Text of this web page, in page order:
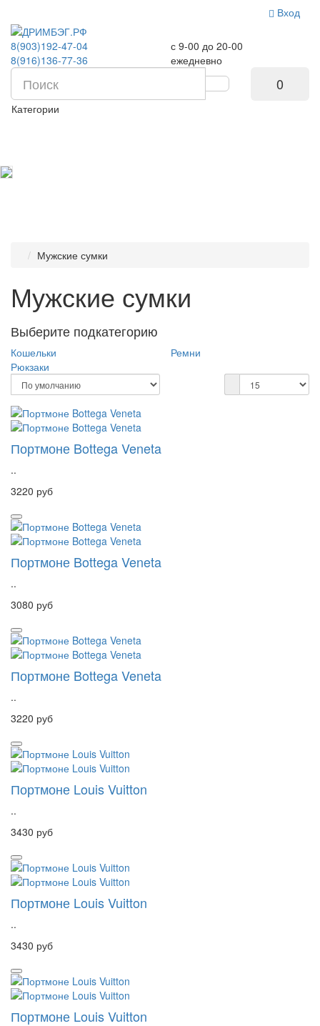
Вход
8(903)192-47-04
8(916)136-77-36
с 9-00 до 20-00
ежедневно
0
Категории
Мужские сумки
Мужские сумки
Выберите подкатегорию
Кошельки
Ремни
Рюкзаки
Портмоне Bottega Veneta
..
3220 руб
Портмоне Bottega Veneta
..
3080 руб
Портмоне Bottega Veneta
..
3220 руб
Портмоне Louis Vuitton
..
3430 руб
Портмоне Louis Vuitton
..
3430 руб
Портмоне Louis Vuitton